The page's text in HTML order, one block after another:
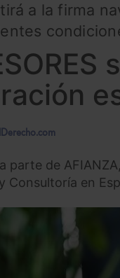
a la firma
parte de
Consultoría en